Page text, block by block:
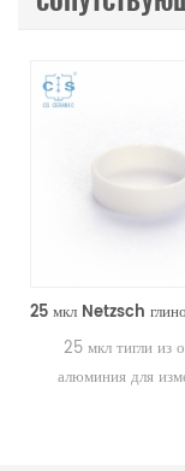
25 мкл тигли из
алюминия для